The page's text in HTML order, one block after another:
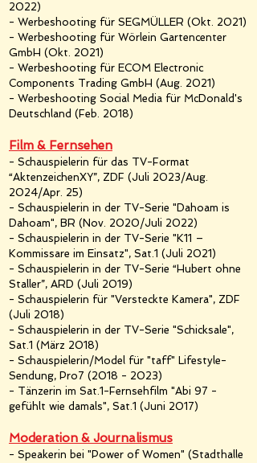
2022)
- Werbeshooting für SEGMÜLLER (Okt. 2021)
- Werbeshooting für Wörlein Gartencenter
GmbH (Okt. 2021)
- Werbeshooting für ECOM Electronic
Components Trading GmbH (Aug. 2021)
- Werbeshooting Social Media für McDonald's
Deutschland (Feb. 2018)
Film & Fernsehen
- Schauspielerin für das TV-Format
“AktenzeichenXY”, ZDF (Juli 2023/Aug.
2024/Apr. 25)
- Schauspielerin in der TV-Serie "Dahoam is
Dahoam", BR (Nov. 2020/Juli 2022)
- Schauspielerin in der TV-Serie "K11 –
Kommissare im Einsatz", Sat.1 (Juli 2021)
- Schauspielerin in der TV-Serie “Hubert ohne
Staller”, ARD (Juli 2019)
- Schauspielerin für "Versteckte Kamera", ZDF
(Juli 2018)
- Schauspielerin in der TV-Serie "Schicksale",
Sat.1 (März 2018)
- Schauspielerin/Model für "taff" Lifestyle-
Sendung, Pro7 (2018 - 2023)
- Tänzerin im Sat.1-Fernsehfilm "Abi 97 -
gefühlt wie damals", Sat.1 (Juni 2017)
Moderation & Journalismus
- Speakerin bei "Power of Women" (Stadthalle